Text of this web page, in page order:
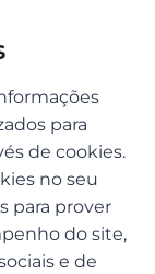
para
de cookies.
no seu
para prover
do site,
e de